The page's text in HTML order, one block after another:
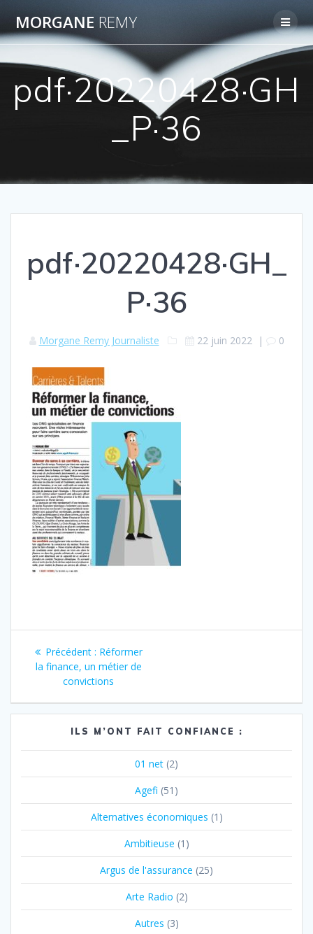
MORGANE REMY
pdf·20220428·GH
_P·36
pdf·20220428·GH_
P·36
Morgane Remy Journaliste 22 juin 2022| 0
Navigation
l’article
Précédent : Article
précédent
:
Réformer
la finance, un métier de
convictions
ILS M’ONT FAIT CONFIANCE :
01 net (2)
Agefi (51)
Alternatives économiques (1)
Ambitieuse (1)
Argus de l'assurance (25)
Arte Radio (2)
Autres (3)